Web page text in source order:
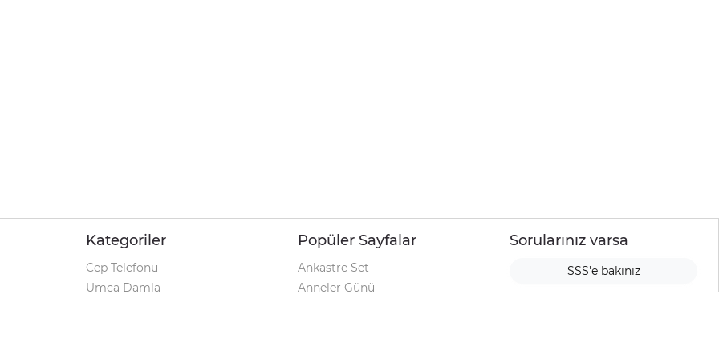
Kategoriler
Cep Telefonu
Umca Damla
Popüler Sayfalar
Ankastre Set
Anneler Günü
Sorularınız varsa
SSS'e bakınız